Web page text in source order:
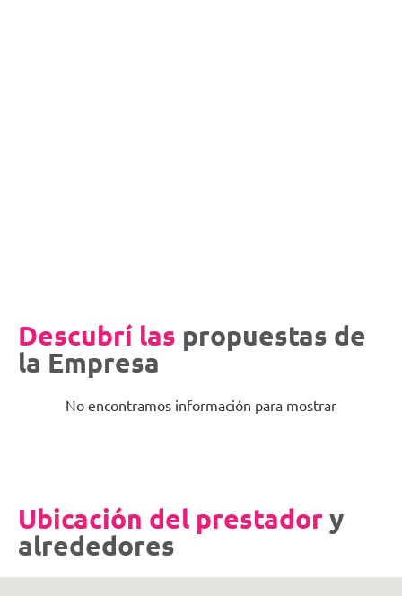
Descubrí las propuestas de
la Empresa
No encontramos información para mostrar
Ubicación del prestadory
alrededores